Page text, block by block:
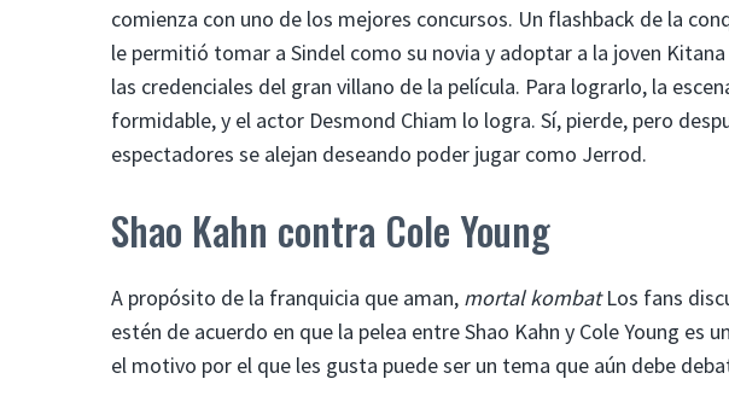
comienza con uno de los mejores concursos. Un flashback de la
le permitió tomar a Sindel como su novia y adoptar a la joven
las credenciales del gran villano de la película. Para lograrlo, la
formidable, y el actor Desmond Chiam lo logra. Sí, pierde, pero
espectadores se alejan deseando poder jugar como Jerrod.
Shao Kahn contra Cole Young
A propósito de la franquicia que aman, mortal kombatLos fans
estén de acuerdo en que la pelea entre Shao Kahn y Cole Young es
el motivo por el que les gusta puede ser un tema que aún debe